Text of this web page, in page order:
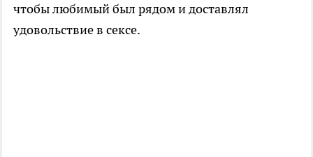
чтобы любимый был рядом и доставлял
удовольствие в сексе.